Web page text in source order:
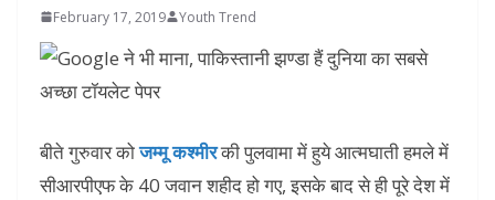
February 17, 2019 Youth Trend
बीते गुरुवार कोजम्मू कश्मीरकी पुलवामा में हुये आत्मघाती हमले में
सीआरपीएफ के 40 जवान शहीद हो गए, इसके बाद से ही पूरे देश में